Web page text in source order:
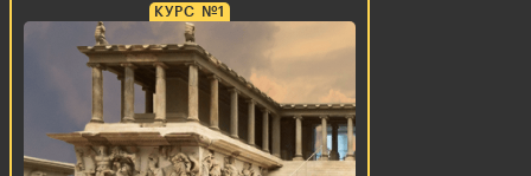
КУРС №1